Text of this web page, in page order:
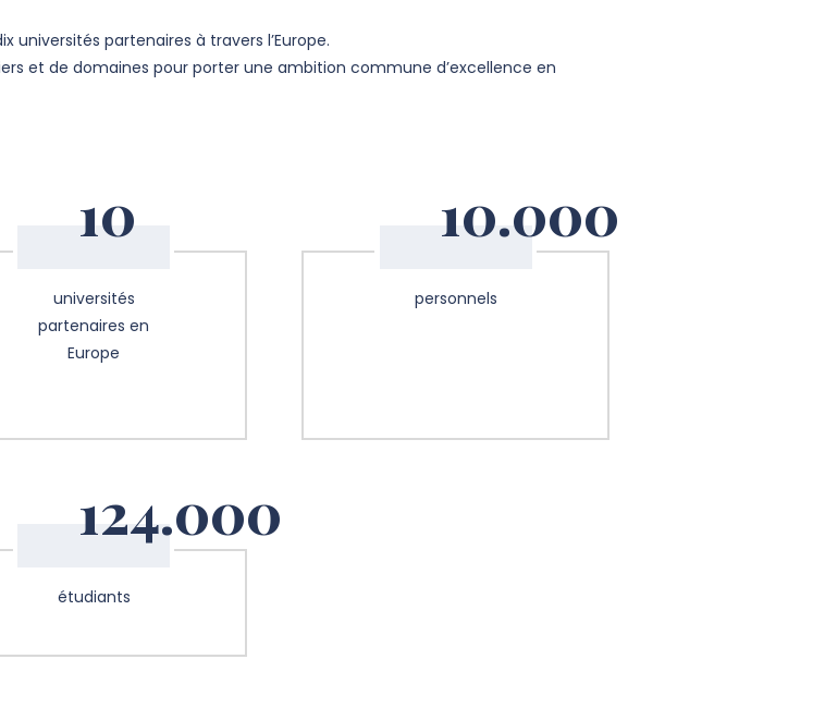
universités partenaires à travers l’Europe.
et de domaines pour porter une ambition commune d’excellence en
10
universités
partenaires en
Europe
10.000
personnels
124.000
étudiants